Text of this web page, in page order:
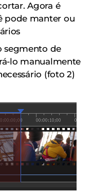
Agora é
pode manter ou
segmento de
lo manualmente
(foto 2)